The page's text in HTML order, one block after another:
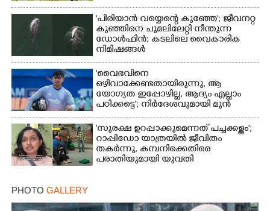
'പിരിയാൻ വയ്യെന്റെ കുഞ്ഞേ'; ജീവനറ്റ
കുഞ്ഞിനെ ചുമലിലേറ്റി നീന്തുന്ന
ഡോൾഫിൻ; കടലിലെ വൈകാരിക
നിമിഷങ്ങൾ
'വൈഭവിനെ
ഒഴിവാക്കേണ്ടതായിരുന്നു,​ ആ
യോഗ്യത ഇപ്പോഴില്ല, ആദ്യം എല്ലാം
പഠിക്കട്ടെ'; നിർദേശവുമായി മുൻ
ക്രിക്കറ്റ് താരം
'സുരക്ഷ ഉറപ്പാക്കുമെന്നത് പച്ചക്കള്ളം';
റാപ്പിഡോ യാത്രയിൽ ജീവിതം
തകർന്നു, കമ്പനിക്കെതിരെ
പരാതിയുമായി യുവതി
PHOTO GALLERY
Copy Link